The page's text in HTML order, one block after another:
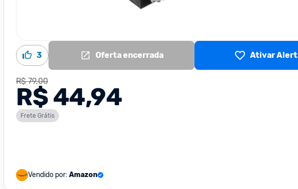
3 Oferta encerrada Ativar
R$ 79,00
R$ 44,94
Frete Grátis
Vendido por: Amazon